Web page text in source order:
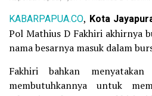
KABARPAPUA.CO, Kota
Pol Mathius D Fakhiri akhirnya
nama besarnya masuk dalam
Fakhiri bahkan
membutuhkannya untuk